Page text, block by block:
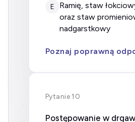
E
ramię, staw łokciowy i barkowy
oraz staw
nadgarstkowy
Poznaj poprawną
Pytanie 10
Postępowanie w